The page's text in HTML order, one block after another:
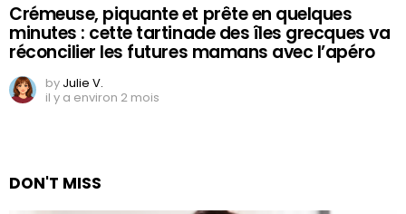
Crémeuse, piquante et prête en quelques
minutes : cette tartinade des îles grecques va
réconcilier les futures mamans avec l’apéro
by Julie V.
il y a environ 2 mois
DON'T MISS